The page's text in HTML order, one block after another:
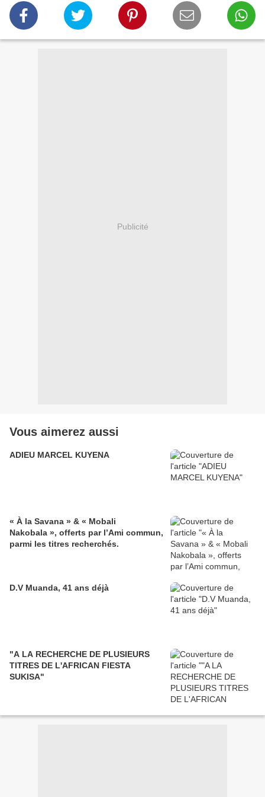
Publicité
Vous aimerez aussi
ADIEU MARCEL KUYENA
« À la Savana » & « Mobali
Nakobala », offerts par l’Ami commun,
parmi les titres recherchés.
D.V Muanda, 41 ans déjà
"A LA RECHERCHE DE PLUSIEURS
TITRES DE L'AFRICAN FIESTA
SUKISA"